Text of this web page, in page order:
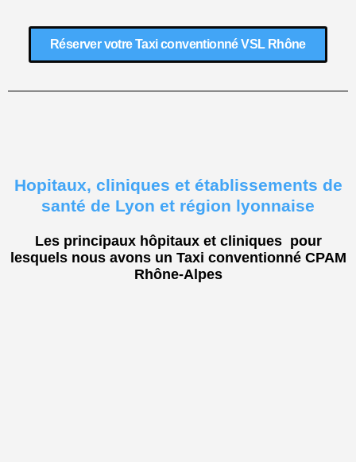
Réserver votre Taxi conventionné VSL Rhône
Hopitaux, cliniques et établissements de
santé de Lyon et région lyonnaise
Les principaux hôpitaux et cliniques pour
lesquels nous avons un Taxi conventionné CPAM
Rhône-Alpes